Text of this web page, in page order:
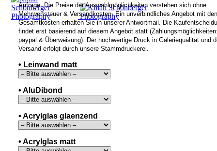
Anfrage. Die Preise der Auswahlmöglichkeiten verstehen sich ohne
Mehrwertsteuer & Versandkosten. Ein unverbindliches Angebot mit den
Gesamtkosten erhalten Sie in unserer Antwortmail. Die
findet erst basierend auf diesem Angebot statt
paypal & Überweisung). Der hochwertige Druck in Galeriequalität und
Versand erfolgt durch unsere Stammdruckerei.
• Leinwand matt
• AluDibond
• Acrylglas glaenzend
• Acrylglas matt